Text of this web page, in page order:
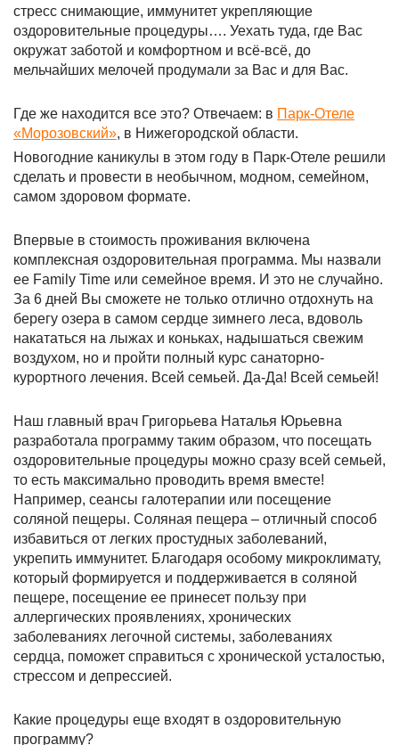
стресс снимающие, иммунитет укрепляющие
оздоровительные процедуры…. Уехать туда, где Вас
окружат заботой и комфортном и всё-всё, до
мельчайших мелочей продумали за Вас и для Вас.
Где же находится все это? Отвечаем: в Парк-Отеле
«Морозовский», в Нижегородской области.
Новогодние каникулы в этом году в Парк-Отеле решили
сделать и провести в необычном, модном, семейном,
самом здоровом формате.
Впервые в стоимость проживания включена
комплексная оздоровительная программа. Мы назвали
ее Family Time или семейное время. И это не случайно.
За 6 дней Вы сможете не только отлично отдохнуть на
берегу озера в самом сердце зимнего леса, вдоволь
накататься на лыжах и коньках, надышаться свежим
воздухом, но и пройти полный курс санаторно-
курортного лечения. Всей семьей. Да-Да! Всей семьей!
Наш главный врач Григорьева Наталья Юрьевна
разработала программу таким образом, что посещать
оздоровительные процедуры можно сразу всей семьей,
то есть максимально проводить время вместе!
Например, сеансы галотерапии или посещение
соляной пещеры. Соляная пещера – отличный способ
избавиться от легких простудных заболеваний,
укрепить иммунитет. Благодаря особому микроклимату,
который формируется и поддерживается в соляной
пещере, посещение ее принесет пользу при
аллергических проявлениях, хронических
заболеваниях легочной системы, заболеваниях
сердца, поможет справиться с хронической усталостью,
стрессом и депрессией.
Какие процедуры еще входят в оздоровительную
программу?